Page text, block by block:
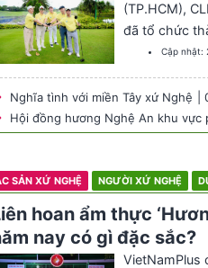
(TP.HCM),
đã tổ chức
năm Ngày
golfer là
nhiều câu
Giải Golf
Cập nhật:
Nghĩa tình với miền Tây xứ Nghệ
Hội đồng hương Nghệ An khu vực phía Nam trao tặng 500 triệu
SẢN XỨ NGHỆ NGƯỜI XỨ NGHỆ
hoan ẩm thực
nay có gì đặc sắc?
VietNamPlus